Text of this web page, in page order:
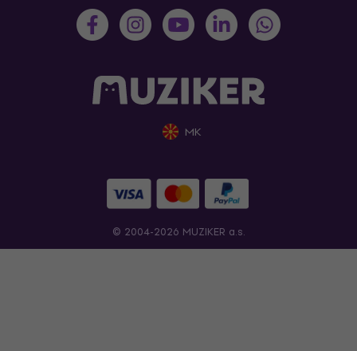
MK
© 2004-2026 MUZIKER a.s.